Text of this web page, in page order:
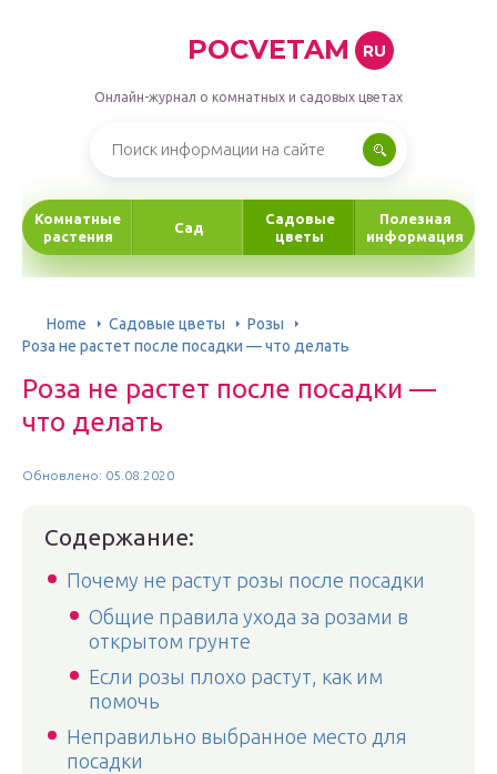
POCVETAM RU
Онлайн-журнал о комнатных и садовых цветах
Комнатные
растения
Сад
Садовые
цветы
Полезная
информация
Home Садовые цветы
Розы
Роза не растет после посадки — что делать
Роза не растет после посадки —
что делать
Обновлено: 05.08.2020
Содержание:
Почему не растут розы после посадки
Общие правила ухода за розами в
открытом грунте
Если розы плохо растут, как им
помочь
Неправильно выбранное место для
посадки